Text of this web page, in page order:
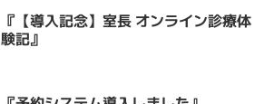
『【導入記念】室長 オンライン診療体
験記』